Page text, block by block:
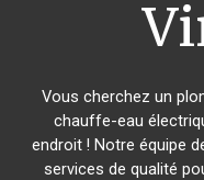
Vous cherchez un
chauffe-eau
endroit ! Notre équipe
services de qualité